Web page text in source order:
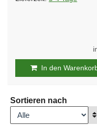
In den
Sortieren nach